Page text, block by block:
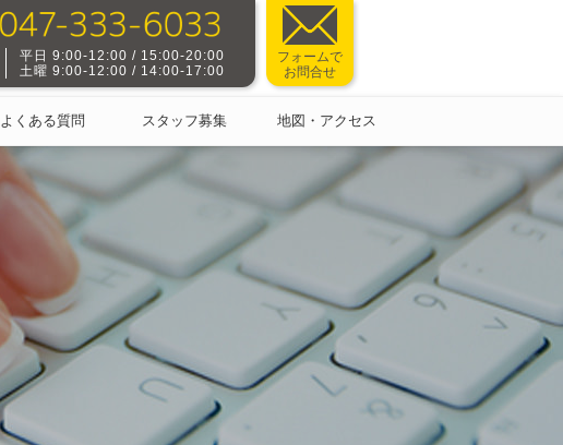
フォームで
お問合せ
平日 9:00-12:00 / 15:00-20:00
土曜 9:00-12:00 / 14:00-17:00
よくある質問 スタッフ募集 地図・アクセス